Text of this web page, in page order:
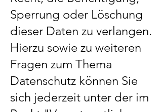
Sperrung oder Löschung
dieser Daten zu verlangen.
Hierzu sowie zu weiteren
Fragen zum Thema
Datenschutz können Sie
sich jederzeit unter der im